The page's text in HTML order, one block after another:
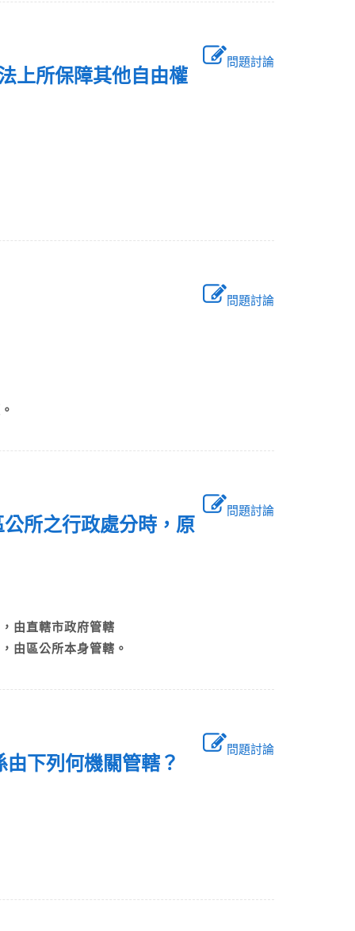
問題討論
上所保障其他自由權
問題討論
問題討論
所之行政處分時，原
由直轄市政府管轄
由區公所本身管轄。
問題討論
下列何機關管轄？